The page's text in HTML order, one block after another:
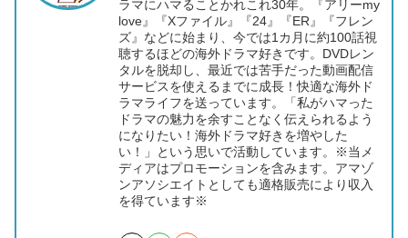
ラマにハマることかれこれ30年。『アリーmy
love』『Xファイル』『24』『ER』『フレン
ズ』などに始まり、今では1カ月に約100話視
聴するほどの海外ドラマ好きです。DVDレン
タルを脱却し、最近では苦手だった動画配信
サービスを使えるまでに成長！快適な海外ド
ラマライフを送っています。「私がハマった
ドラマの魅力を余すことなく伝えられるよう
になりたい！海外ドラマ好きを増やした
い！」という思いで活動しています。※当メ
ディアはプロモーションを含みます。アマゾ
ンアソシエイトとしても適格販売により収入
を得ています※